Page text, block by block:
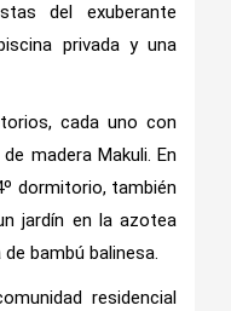
del exuberante
privada y una
cada uno con
madera Makuli. En
dormitorio, también
jardín en la azotea
bambú balinesa.
residencial